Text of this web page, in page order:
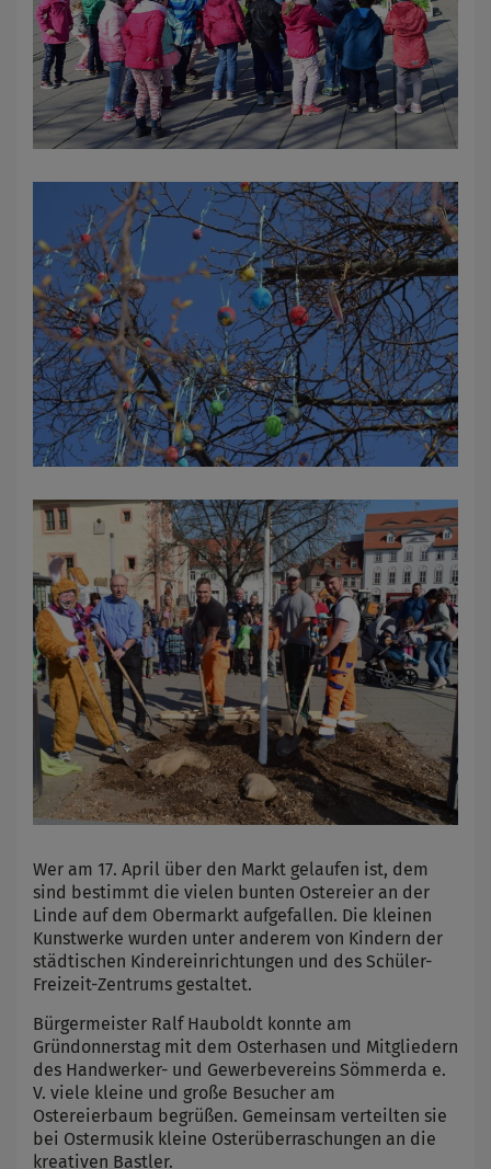
Wer am 17. April über den Markt gelaufen ist, dem
sind bestimmt die vielen bunten Ostereier an der
Linde auf dem Obermarkt aufgefallen. Die kleinen
Kunstwerke wurden unter anderem von Kindern der
städtischen Kindereinrichtungen und des Schüler-
Freizeit-Zentrums gestaltet.
Bürgermeister Ralf Hauboldt konnte am
Gründonnerstag mit dem Osterhasen und Mitgliedern
des Handwerker- und Gewerbevereins Sömmerda e.
V. viele kleine und große Besucher am
Ostereierbaum begrüßen. Gemeinsam verteilten sie
bei Ostermusik kleine Osterüberraschungen an die
kreativen Bastler.